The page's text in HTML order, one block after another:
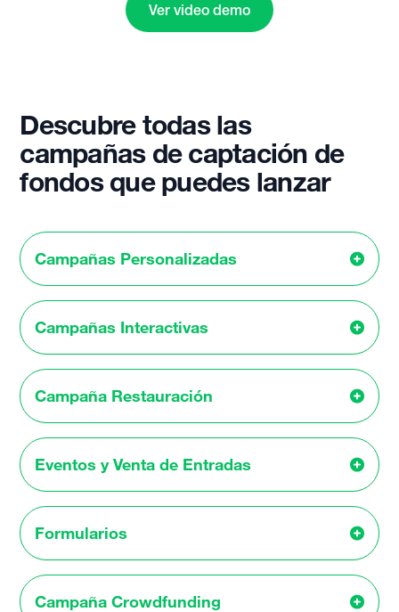
Ver video demo
Descubre todas las
campañas de captación de
fondos que puedes lanzar
Campañas Personalizadas
Campañas Interactivas
Campaña Restauración
Eventos y Venta de Entradas
Formularios
Campaña Crowdfunding